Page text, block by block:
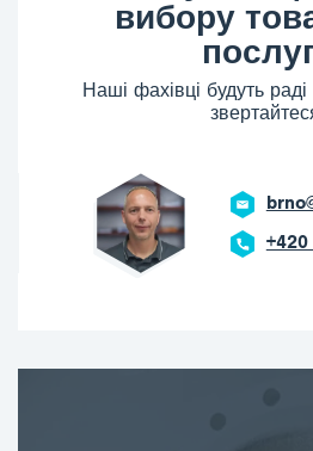
вибору
Наші фахівці будуть